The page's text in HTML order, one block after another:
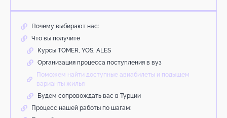
Почему выбирают нас:
Что вы получите
Курсы TOMER, YOS, ALES
Организация процесса поступления в вуз
Поможем найти доступные авиабилеты и подыщем
варианты жилья
Будем сопровождать вас в Турции
Процесс нашей работы по шагам: